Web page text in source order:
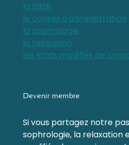
la SBSR
le conseil d'administration
la sophrologie
la relaxation
les états modifiés de
Devenir membre
Si vous partagez notre
sophrologie, la relaxation